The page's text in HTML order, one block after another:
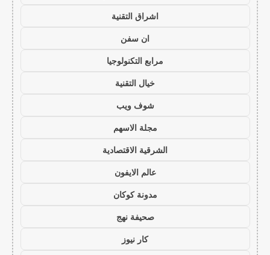
اشراق التقنية
ان سفن
مرابع التكنولوجيا
خيال التقنية
شوف ويب
مجلة الاسهم
الشرقية الاقتصادية
عالم الايفون
مدونة كوكان
صحيفة نهج
كار نيوز